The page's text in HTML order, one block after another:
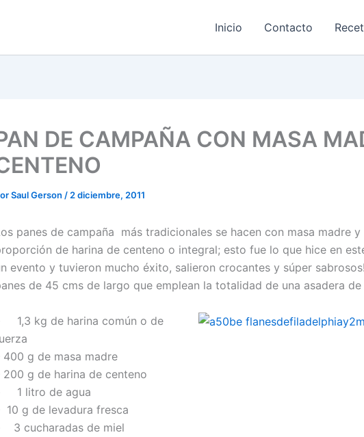
Inicio Contacto
DE CAMPAÑA CON MASA
Saul Gerson / 2 diciembre, 2011
panes de campaña más tradicionales se hacen con masa madre
de harina de centeno o integral; esto fue lo que hice en
evento y tuvieron mucho éxito, salieron crocantes y súper
de 45 cms de largo que emplean la totalidad de una asadera
1,3 kg de harina común o de
400 g de masa madre
200 g de harina de centeno
1 litro de agua
10 g de levadura fresca
3 cucharadas de miel